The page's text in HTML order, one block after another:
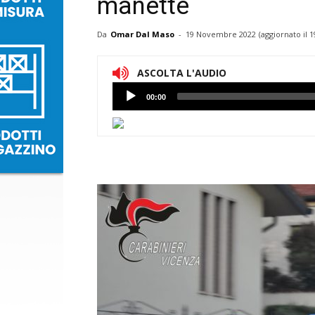
manette
Da Omar Dal Maso - 19 Novembre 2022 (aggiornato il
ASCOLTA L'AUDIO
Lettore
Audio
00:00